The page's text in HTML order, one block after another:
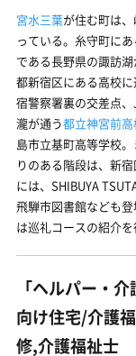
宮水三葉が住む町は
っている。糸守町にあ
である長野県の諏訪湖
都新宿区にある高校
宿警察署裏の交差点
瀧が通う都立神宮前
島市立基町高等学校
りのある階段は、新
には、SHIBUYA
飛騨市図書館なども
は巡礼コースの紹介を
「ヘルパー・
向け住宅/介護
修,介護福祉士